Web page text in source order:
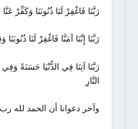
رَبَّنَا فَاغْفِرْ لَنَا ذُنُوبَنَا وَكَفِّرْ عَنَّا
رَبَّنَا إِنَّنَا آمَنَّا فَاغْفِرْ لَنَا ذُنُوبَنَا
رَبَّنَا آتِنَا فِي الدُّنْيَا حَسَنَةً
النَّارِ
وآخر دعوانا أن الحمد لله رب